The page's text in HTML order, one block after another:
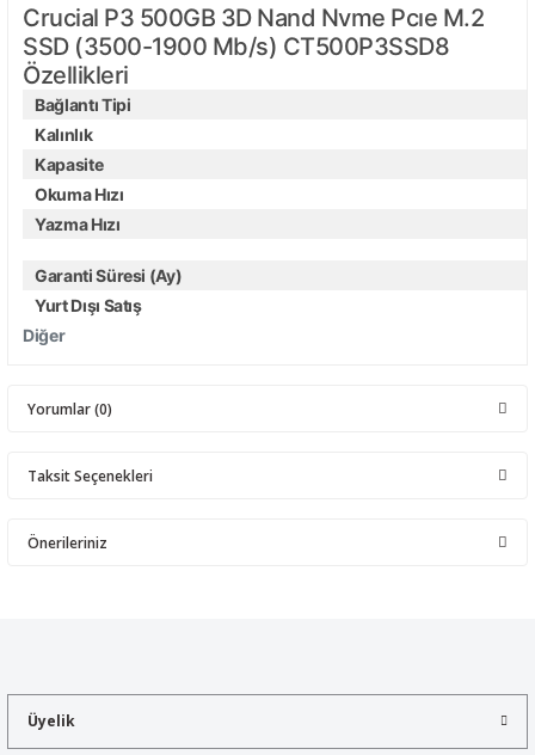
Crucial P3 500GB 3D Nand Nvme Pcıe M.2
SSD (3500-1900 Mb/s) CT500P3SSD8
Özellikleri
Bağlantı Tipi
Kalınlık
Kapasite
Okuma Hızı
Yazma Hızı
Diğer
Garanti Süresi (Ay)
Yurt Dışı Satış
Yorumlar (0)
Taksit Seçenekleri
Önerileriniz
Üyelik